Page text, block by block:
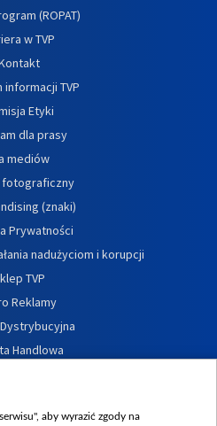
(ROPAT)
w TVP
informacji TVP
Etyki
dla prasy
mediów
fotograficzny
(znaki)
Prywatności
nadużyciom i korupcji
TVP
Reklamy
Handlowa
wewnętrznych
aby wyrazić zgody na